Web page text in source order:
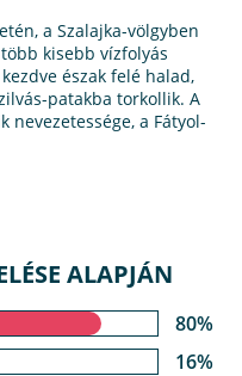
a Szalajka-völgyben
kisebb vízfolyás
észak felé halad,
patakba torkollik. A
nevezetessége, a Fátyol-
ALAPJÁN
80%
16%